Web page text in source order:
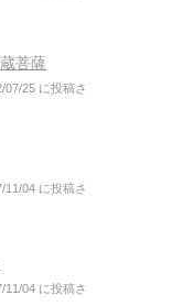
菩薩
07/25 に投稿さ
11/04 に投稿さ
11/04 に投稿さ